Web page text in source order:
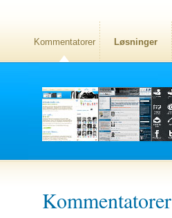
Kommentatorer Løsninger
Kommentatorer